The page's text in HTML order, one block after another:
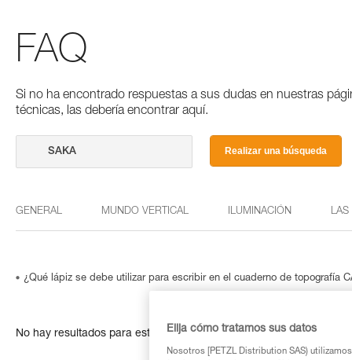
FAQ
Si no ha encontrado respuestas a sus dudas en nuestras
técnicas, las debería encontrar aquí.
Realizar una búsqueda
GENERAL MUNDO VERTICAL ILUMINACIÓN LAS
¿Qué lápiz se debe utilizar para escribir en el cuaderno de topografía
No hay resultados para esta búsquedaElija cómo tratamos sus datos
Nosotros [PETZL Distribution SAS)